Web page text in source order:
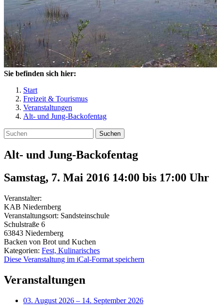
Sie befinden sich hier:
Start
Freizeit & Tourismus
Veranstaltungen
Alt- und Jung-Backofentag
Suchen
Alt- und Jung-Backofentag
Samstag, 7. Mai 2016 14:00 bis 17:00 Uhr
Veranstalter:
KAB Niedernberg
Veranstaltungsort: Sandsteinschule
Schulstraße 6
63843 Niedernberg
Backen von Brot und Kuchen
Kategorien: Fest, Kulinarisches
Diese Veranstaltung im iCal-Format speichern
Veranstaltungen
03. August 2026 – 14. September 2026